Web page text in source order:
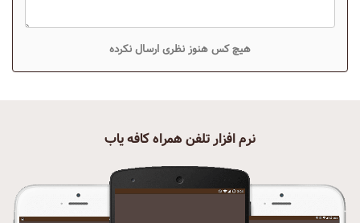
هیچ کس هنوز نظری ارسال نکرده
نرم افزار تلفن همراه کافه یاب